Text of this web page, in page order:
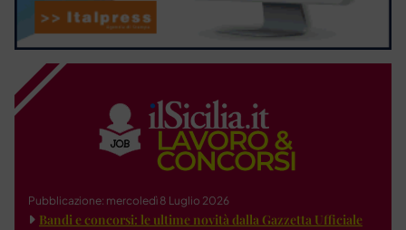
Pubblicazione: mercoledì 8 Luglio 2026
Bandi e concorsi: le ultime novità dalla Gazzetta Ufficiale